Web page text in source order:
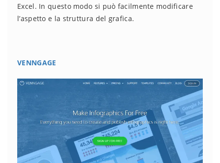
Excel. In questo modo si può facilmente modificare
l’aspetto e la struttura del grafica.
VENNGAGE